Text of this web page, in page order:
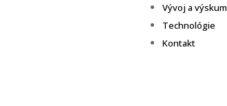
Vývoj a výskum
Technológie
Kontakt